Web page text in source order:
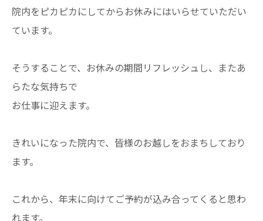
院内をピカピカにしてからお休みにはいらせていただい
ています。
そうすることで、お休みの期間リフレッシュし、またあ
らたな気持ちで
お仕事に迎えます。
きれいになった院内で、皆様のお越しをおまちしており
ます。
これから、年末に向けてご予約が込み合ってくると思わ
れます。